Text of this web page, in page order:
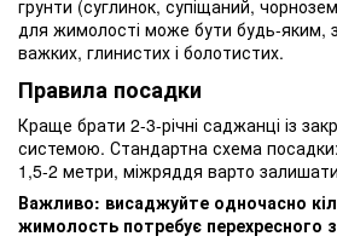
грунти (суглинок, супіщаний,
для жимолості може бути будь-яким,
важких, глинистих і болотистих.
Правила посадки
Краще брати 2-3-річні саджанці із
системою. Стандартна схема
1,5-2 метри, міжряддя варто
Важливо: висаджуйте одночасно
жимолость потребує перехресного